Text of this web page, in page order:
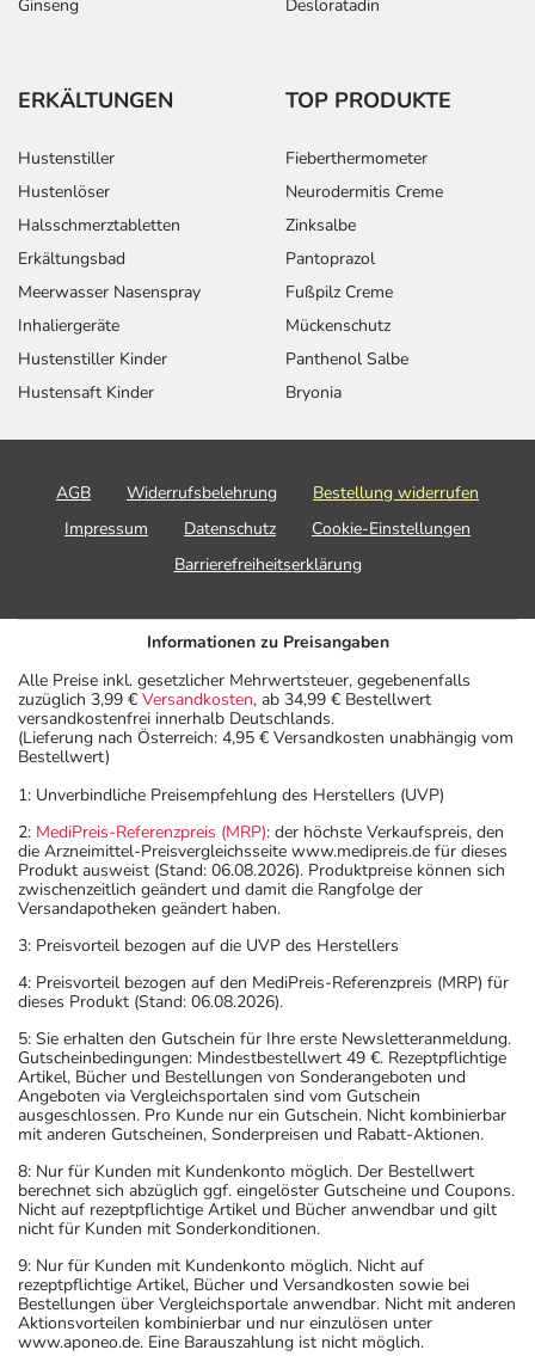
Ginseng Desloratadin
ERKÄLTUNGEN
Hustenstiller
Hustenlöser
Halsschmerztabletten
Erkältungsbad
Meerwasser Nasenspray
Inhaliergeräte
Hustenstiller Kinder
Hustensaft Kinder
TOP PRODUKTE
Fieberthermometer
Neurodermitis Creme
Zinksalbe
Pantoprazol
Fußpilz Creme
Mückenschutz
Panthenol Salbe
Bryonia
AGB Widerrufsbelehrung
Bestellung widerrufen
Impressum
Datenschutz
Cookie-Einstellungen
Barrierefreiheitserklärung
Informationen zu Preisangaben
Alle Preise inkl. gesetzlicher Mehrwertsteuer, gegebenenfalls
zuzüglich 3,99 € Versandkosten, ab 34,99 € Bestellwert
versandkostenfrei innerhalb Deutschlands.
(Lieferung nach Österreich: 4,95 € Versandkosten unabhängig vom
Bestellwert)
1: Unverbindliche Preisempfehlung des Herstellers (UVP)
2: MediPreis-Referenzpreis (MRP): der höchste Verkaufspreis, den
die Arzneimittel-Preisvergleichsseite www.medipreis.de für dieses
Produkt ausweist (Stand: 06.08.2026). Produktpreise können sich
zwischenzeitlich geändert und damit die Rangfolge der
Versandapotheken geändert haben.
3: Preisvorteil bezogen auf die UVP des Herstellers
4: Preisvorteil bezogen auf den MediPreis-Referenzpreis (MRP) für
dieses Produkt (Stand: 06.08.2026).
5: Sie erhalten den Gutschein für Ihre erste Newsletteranmeldung.
Gutscheinbedingungen: Mindestbestellwert 49 €. Rezeptpflichtige
Artikel, Bücher und Bestellungen von Sonderangeboten und
Angeboten via Vergleichsportalen sind vom Gutschein
ausgeschlossen. Pro Kunde nur ein Gutschein. Nicht kombinierbar
mit anderen Gutscheinen, Sonderpreisen und Rabatt-Aktionen.
8: Nur für Kunden mit Kundenkonto möglich. Der Bestellwert
berechnet sich abzüglich ggf. eingelöster Gutscheine und Coupons.
Nicht auf rezeptpflichtige Artikel und Bücher anwendbar und gilt
nicht für Kunden mit Sonderkonditionen.
9: Nur für Kunden mit Kundenkonto möglich. Nicht auf
rezeptpflichtige Artikel, Bücher und Versandkosten sowie bei
Bestellungen über Vergleichsportale anwendbar. Nicht mit anderen
Aktionsvorteilen kombinierbar und nur einzulösen unter
www.aponeo.de. Eine Barauszahlung ist nicht möglich.